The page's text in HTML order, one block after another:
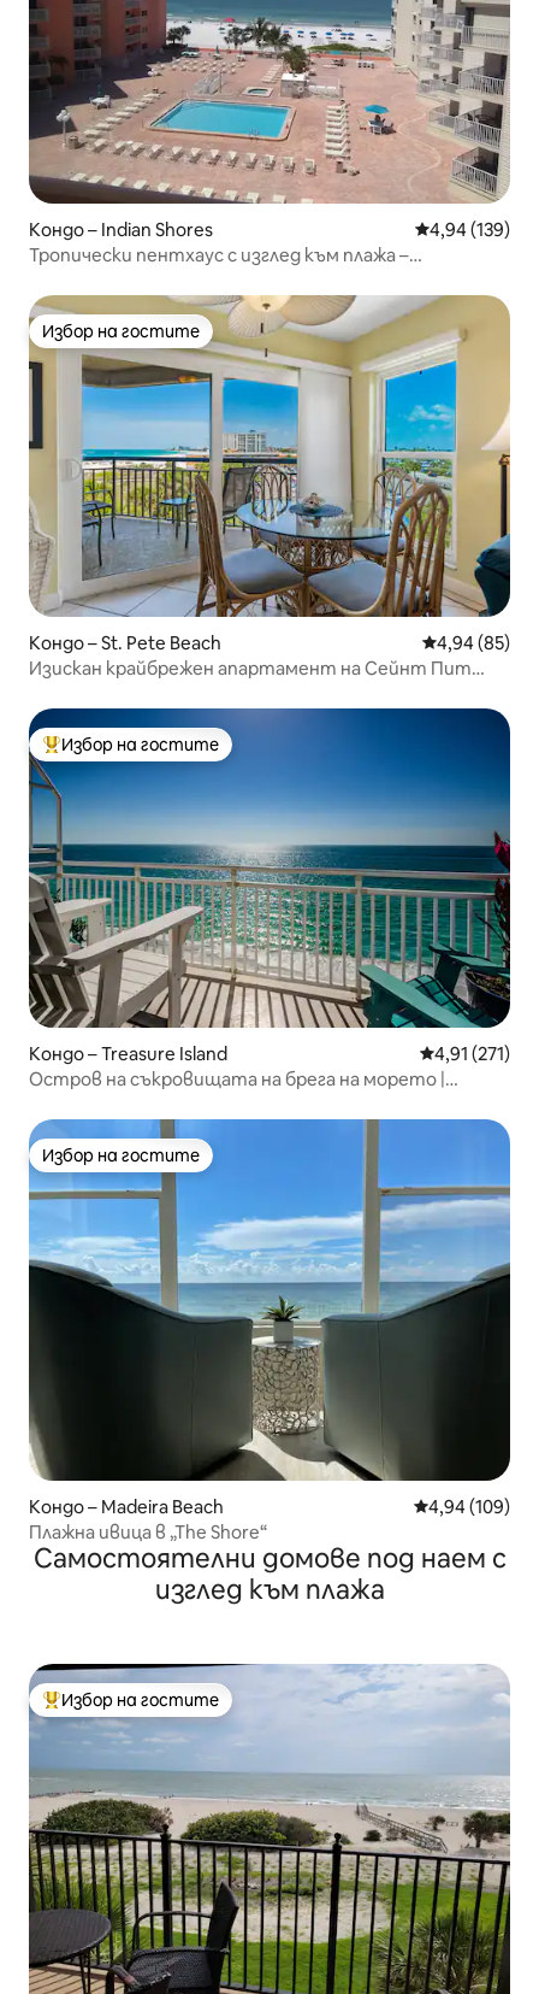
Кондо – Indian Shores Средна
4,94 (139)
Тропически пентхаус с изглед към плажа –
Избор на гостите
Избор на гостите
Кондо – St. Pete Beach Средна
4,94 (85)
Изискан крайбрежен апартамент на Сейнт Пит
Най-популярен избор на гостите
Избор на гостите
Кондо – Treasure Island Средна
4,91 (271)
Остров на съкровищата на брега на морето |
Избор на гостите
Избор на гостите
Кондо – Madeira Beach Средна
4,94 (109)
Плажна ивица в „The Shore“
Самостоятелни домове под наем с
изглед към плажа
Най-популярен избор на гостите
Избор на гостите